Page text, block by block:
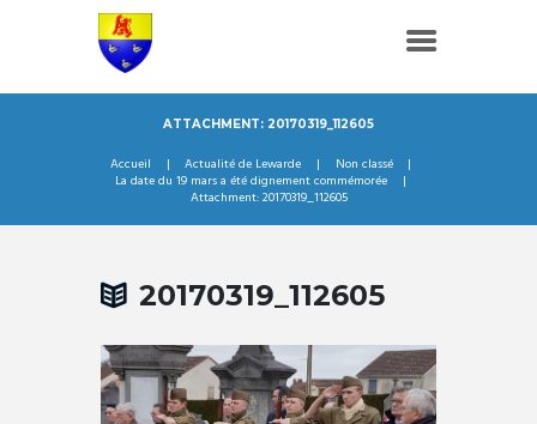
ATTACHMENT: 20170319_112605
Accueil Actualité de Lewarde
Non classé
La date du 19 mars a été dignement commémorée
Attachment: 20170319_112605
20170319_112605